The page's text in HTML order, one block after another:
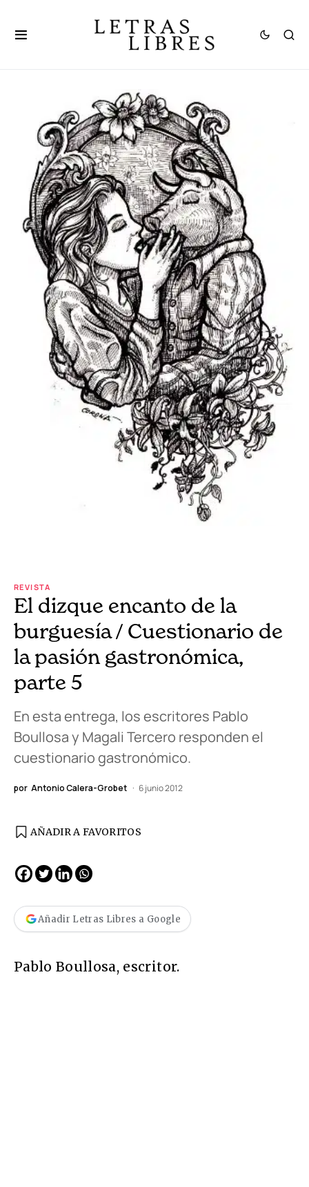
REVISTA
El dizque encanto de la
burguesía / Cuestionario de
la pasión gastronómica,
parte 5
En esta entrega, los escritores Pablo
Boullosa y Magali Tercero responden el
cuestionario gastronómico.
por Antonio Calera-Grobet 6 junio 2012
AÑADIR A FAVORITOS
Añadir Letras Libres a Google
Pablo Boullosa, escritor.